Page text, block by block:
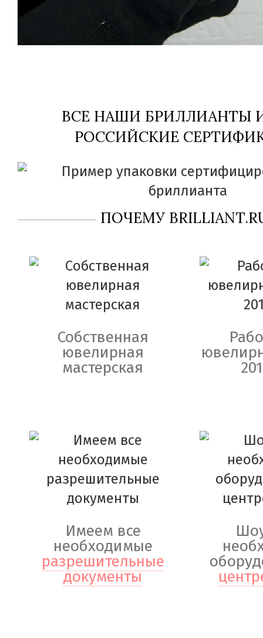
ВСЕ НАШИ БРИЛЛИАНТЫ
РОССИЙСКИЕ
ПОЧЕМУ
Собственная
ювелирная
мастерская
Имеем все
необходимые
разрешительные
документы